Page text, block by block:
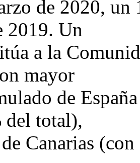
de 2020, un
2019. Un
a la
mayor
de
del total),
Canarias